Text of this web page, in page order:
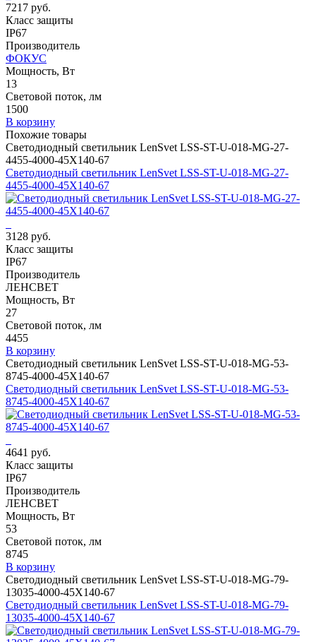
7217 руб.
Класс защиты
IP67
Производитель
ФОКУС
Мощность, Вт
13
Световой поток, лм
1500
В корзину
Похожие товары
Светодиодный светильник LenSvet LSS-ST-U-018-MG-27-
4455-4000-45X140-67
Светодиодный светильник LenSvet LSS-ST-U-018-MG-27-
4455-4000-45X140-67
3128 руб.
Класс защиты
IP67
Производитель
ЛЕНСВЕТ
Мощность, Вт
27
Световой поток, лм
4455
В корзину
Светодиодный светильник LenSvet LSS-ST-U-018-MG-53-
8745-4000-45X140-67
Светодиодный светильник LenSvet LSS-ST-U-018-MG-53-
8745-4000-45X140-67
4641 руб.
Класс защиты
IP67
Производитель
ЛЕНСВЕТ
Мощность, Вт
53
Световой поток, лм
8745
В корзину
Светодиодный светильник LenSvet LSS-ST-U-018-MG-79-
13035-4000-45X140-67
Светодиодный светильник LenSvet LSS-ST-U-018-MG-79-
13035-4000-45X140-67